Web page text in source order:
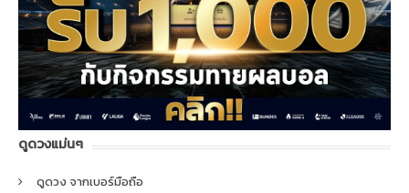
ดูดวงแม่นๆ
ดูดวง จากเบอร์มือถือ